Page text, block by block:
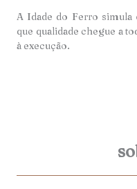
A Idade do Ferro
que qualidade chegue a
à execução.